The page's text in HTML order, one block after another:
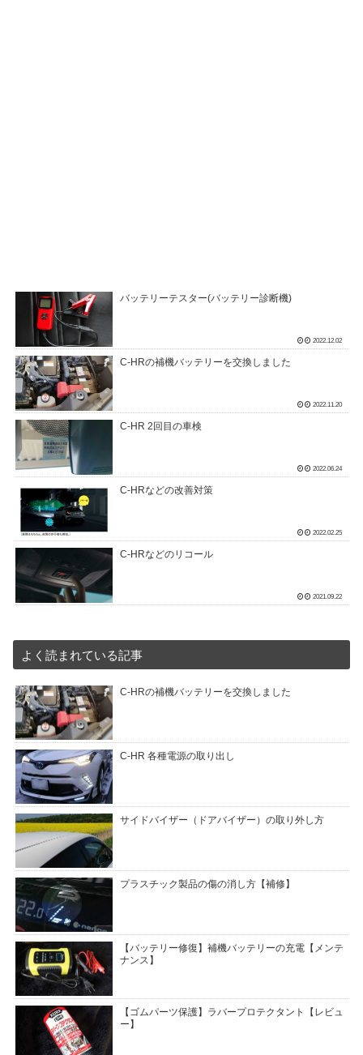
バッテリーテスター(バッテリー診断機)
2022.12.02
C-HRの補機バッテリーを交換しました
2022.11.20
C-HR 2回目の車検
2022.06.24
C-HRなどの改善対策
2022.02.25
C-HRなどのリコール
2021.09.22
よく読まれている記事
C-HRの補機バッテリーを交換しました
C-HR 各種電源の取り出し
サイドバイザー（ドアバイザー）の取り外し方
プラスチック製品の傷の消し方【補修】
【バッテリー修復】補機バッテリーの充電【メンテ
ナンス】
【ゴムパーツ保護】ラバープロテクタント【レビュ
ー】